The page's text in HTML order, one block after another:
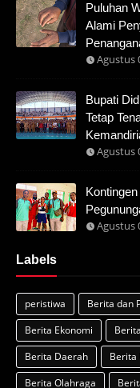
Puluhan
Alami
Agustus
Bupati
Tetap
Agustus
Agustus
Labels
peristiwa Berita dan
Berita Ekonomi
Berita Daerah
Berita
Berita Olahraga